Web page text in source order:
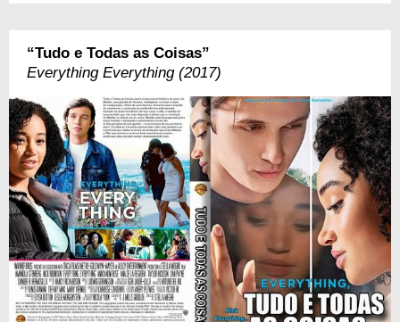
“Tudo e Todas as Coisas”
Everything Everything (2017)